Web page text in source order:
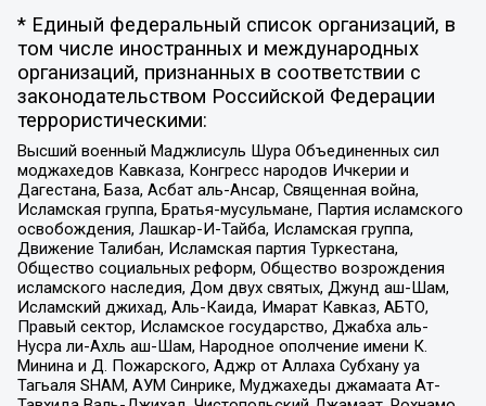
* Единый федеральный список организаций, в
том числе иностранных и международных
организаций, признанных в соответствии с
законодательством Российской Федерации
террористическими:
Высший военный Маджлисуль Шура Объединенных сил
моджахедов Кавказа, Конгресс народов Ичкерии и
Дагестана, База, Асбат аль-Ансар, Священная война,
Исламская группа, Братья-мусульмане, Партия исламского
освобождения, Лашкар-И-Тайба, Исламская группа,
Движение Талибан, Исламская партия Туркестана,
Общество социальных реформ, Общество возрождения
исламского наследия, Дом двух святых, Джунд аш-Шам,
Исламский джихад, Аль-Каида, Имарат Кавказ, АБТО,
Правый сектор, Исламское государство, Джабха аль-
Нусра ли-Ахль аш-Шам, Народное ополчение имени К.
Минина и Д. Пожарского, Аджр от Аллаха Субхану уа
Тагьаля SHAM, АУМ Синрике, Муджахеды джамаата Ат-